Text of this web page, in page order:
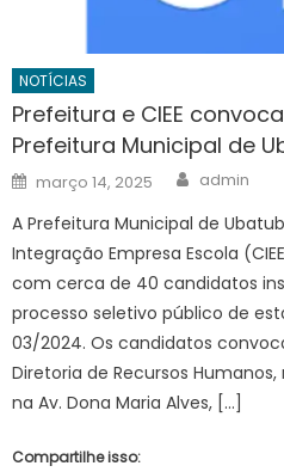
NOTÍCIAS
Prefeitura e CIEE
Prefeitura Municipal de
Posted
on
março 14, 2025 Author
admin
A Prefeitura Municipal de
Integração Empresa Escola
com cerca de 40 candidatos
processo seletivo público de
03/2024. Os candidatos
Diretoria de Recursos
na Av. Dona Maria Alves, […]
Compartilhe isso: